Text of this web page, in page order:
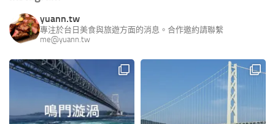
yuann.tw
專注於台日美食與旅遊方面的消息。合作邀約請聯繫
me@yuann.tw